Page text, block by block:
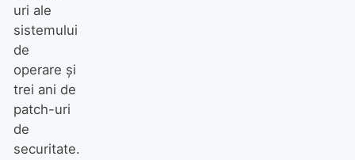
uri ale
sistemului
de
operare și
trei ani de
patch-uri
de
securitate.